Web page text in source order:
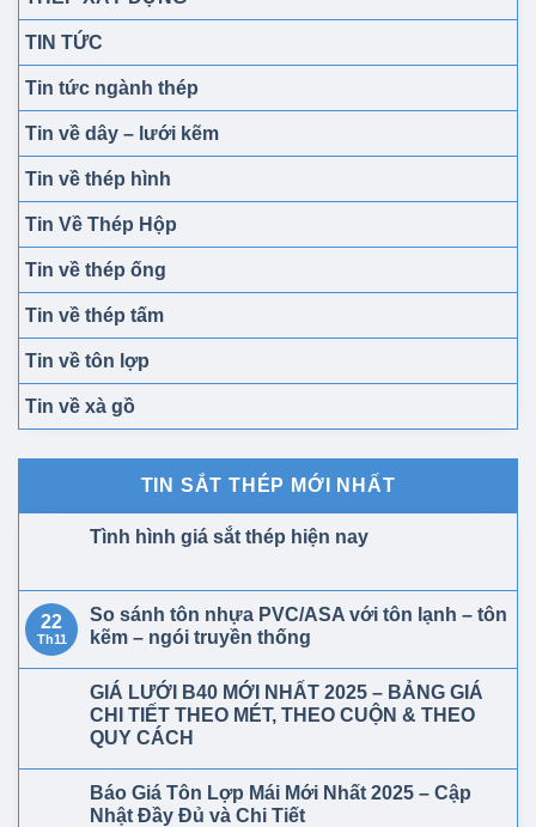
TIN TỨC
Tin tức ngành thép
Tin về dây – lưới kẽm
Tin về thép hình
Tin Về Thép Hộp
Tin về thép ống
Tin về thép tấm
Tin về tôn lợp
Tin về xà gồ
TIN SẮT THÉP MỚI NHẤT
Tình hình giá sắt thép hiện nay
22
Th11
So sánh tôn nhựa PVC/ASA với tôn lạnh – tôn
kẽm – ngói truyền thống
GIÁ LƯỚI B40 MỚI NHẤT 2025 – BẢNG GIÁ
CHI TIẾT THEO MÉT, THEO CUỘN & THEO
QUY CÁCH
Báo Giá Tôn Lợp Mái Mới Nhất 2025 – Cập
Nhật Đầy Đủ và Chi Tiết